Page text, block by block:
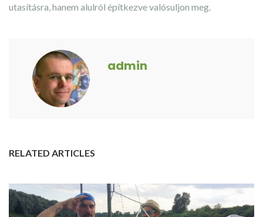
utasításra, hanem alulról építkezve valósuljon meg.
admin
RELATED ARTICLES